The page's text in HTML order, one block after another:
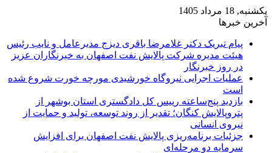
یکشنبه, 18 مرداد 1405
آخرین خبرها
پیام تبریک دکتر غلامرضا باقری دیزج مدیرعامل و نایب رئیس
هیئت مدیره شرکت پالایش نفت اصفهان به خبرنگاران عزیز
در روز خبرنگار
عملیات اجرایی نیروگاه خورشیدی مورچه خورت شروع شده
است
بازدید پنج‌ساعته رییس کل دادگستری استان بوشهر از
پتروپالایش کنگان؛ تقدیر از روند توسعه، تولید و حمایت از
نیروی انسانی
جزئیات برنامه‌ریزی پالایش نفت اصفهان برای افزایش
سرمایه دو مرحله‌ای